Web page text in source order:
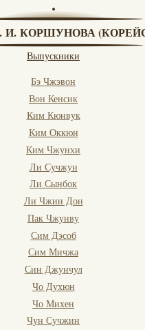
И. КОРШУНОВА
Выпускники
Бэ Чжэвон
Вон Кенсик
Ким Кюнвук
Ким Оккюн
Ким Чжунхи
Ли Сучжун
Ли Сынбок
Ли Чжин Дон
Пак Чжунву
Сим Дэсоб
Сим Мичжа
Син Джунчул
Чо Духюн
Чо Михен
Чун Сучжин